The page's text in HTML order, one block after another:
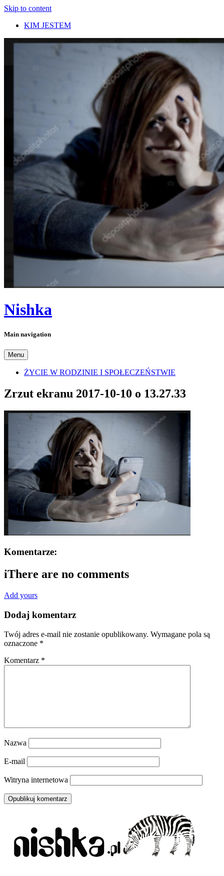
Skip to content
KIM JESTEM
Nishka
Main navigation
Menu
ŻYCIE W RODZINIE I SPOŁECZEŃSTWIE
Zrzut ekranu 2017-10-10 o 13.27.33
Komentarze:
iThere are no comments
Add yours
Dodaj komentarz
Twój adres e-mail nie zostanie opublikowany. Wymagane pola są
oznaczone *
Komentarz *
Nazwa
E-mail
Witryna internetowa